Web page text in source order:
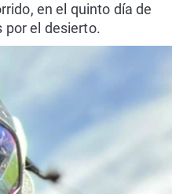
en el quinto día de
por el desierto.